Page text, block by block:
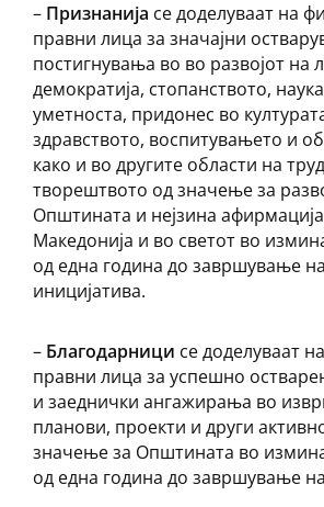
– Признанија се доделуваат на
правни лица за значајни
постигнувања во во развојот на
демократија, стопанството,
уметноста, придонес во
здравството, воспитувањето и
како и во другите области на
творештвото од значење за
Општината и нејзина
Македонија и во светот во
од една година до завршување на
иницијатива.
– Благодарници се доделуваат
правни лица за успешно
и заеднички ангажирања во
планови, проекти и други
значење за Општината во
од една година до завршување